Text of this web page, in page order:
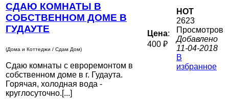
СДАЮ КОМНАТЫ В
СОБСТВЕННОМ ДОМЕ В
ГУДАУТЕ
(Дома и Коттеджи / Сдам Дом)
Сдаю комнаты с евроремонтом в
собственном доме в г. Гудаута.
Горячая, холодная вода -
круглосуточно.[...]
Цена:
400 ₽
HOT
2623
Просмотров
Добавлено
11-04-2018
В
избранное